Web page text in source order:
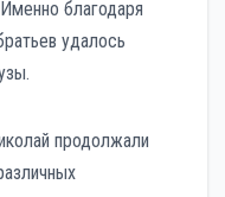
благодаря
удалось
продолжали